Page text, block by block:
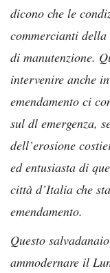
dicono che le
commercianti della
di manutenzione.
intervenire anche
emendamento ci
sul dl emergenza,
dell’erosione
ed entusiasta di
città d’Italia che
emendamento.
Questo
ammodernare il